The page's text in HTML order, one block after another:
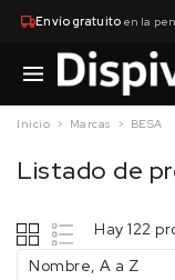
Envío gratuitoen la
Inicio Marcas BESA
Listado de
Hay 122
Nombre, A a Z